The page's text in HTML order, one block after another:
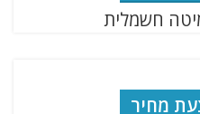
חשמלית
מחיר